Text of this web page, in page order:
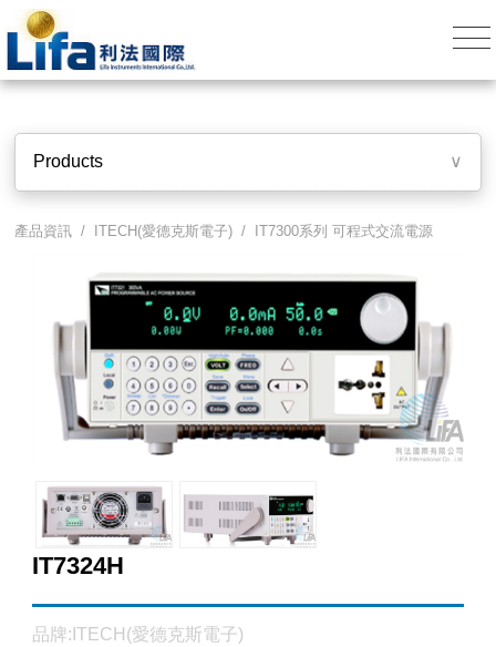
Products ∨
產品資訊 / ITECH(愛德克斯電子) / IT7300系列 可程式交流電源
IT7324H
品牌:ITECH(愛德克斯電子)